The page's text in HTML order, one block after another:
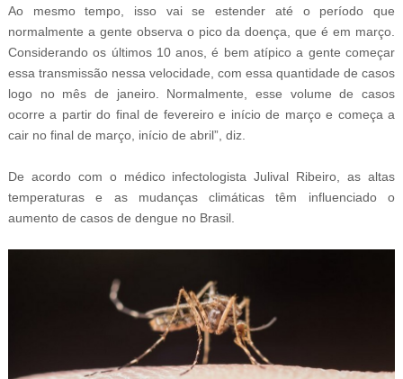
Ao mesmo tempo, isso vai se estender até o período que
normalmente a gente observa o pico da doença, que é em março.
Considerando os últimos 10 anos, é bem atípico a gente começar
essa transmissão nessa velocidade, com essa quantidade de casos
logo no mês de janeiro. Normalmente, esse volume de casos
ocorre a partir do final de fevereiro e início de março e começa a
cair no final de março, início de abril”, diz.
De acordo com o médico infectologista Julival Ribeiro, as altas
temperaturas e as mudanças climáticas têm influenciado o
aumento de casos de dengue no Brasil.